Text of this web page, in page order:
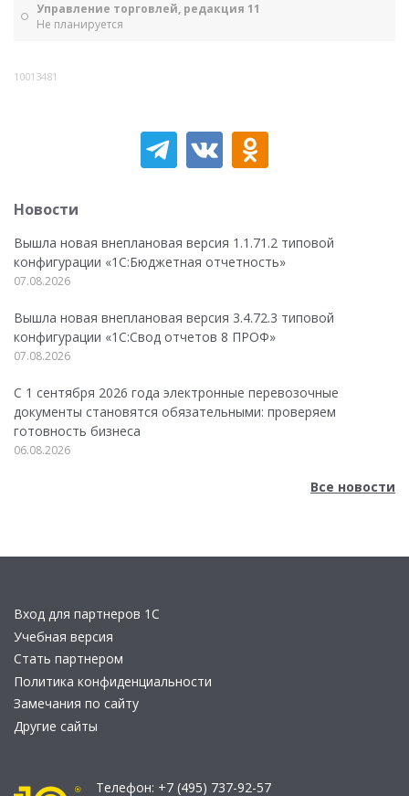
Управление торговлей, редакция 11
Не планируется
10013481
Новости
Вышла новая внеплановая версия 1.1.71.2 типовой
конфигурации «1C:Бюджетная отчетность»
07.08.2026
Вышла новая внеплановая версия 3.4.72.3 типовой
конфигурации «1C:Свод отчетов 8 ПРОФ»
07.08.2026
С 1 сентября 2026 года электронные перевозочные
документы становятся обязательными: проверяем
готовность бизнеса
06.08.2026
Все новости
Вход для партнеров 1С
Учебная версия
Стать партнером
Политика конфиденциальности
Замечания по сайту
Другие сайты
Телефон: +7 (495) 737-92-57